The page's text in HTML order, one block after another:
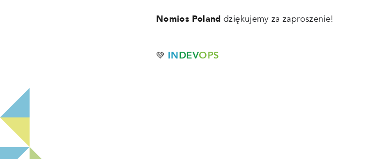
Nomios Poland dziękujemy za zaproszenie!
💚 INDEVOPS